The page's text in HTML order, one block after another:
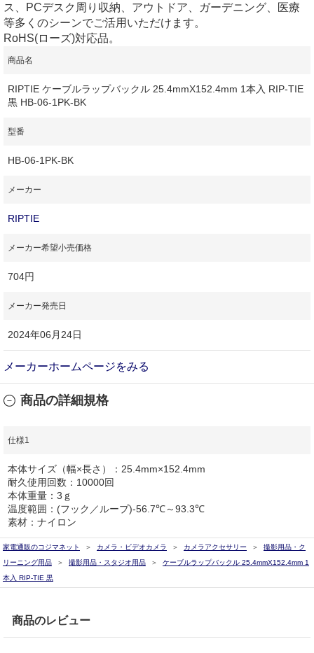
ス、PCデスク周り収納、アウトドア、ガーデニング、医療
等多くのシーンでご活用いただけます。
RoHS(ローズ)対応品。
商品名
RIPTIE ケーブルラップバックル 25.4mmX152.4mm 1本入 RIP-TIE
黒 HB-06-1PK-BK
型番
HB-06-1PK-BK
メーカー
RIPTIE
メーカー希望小売価格
704円
メーカー発売日
2024年06月24日
メーカーホームページをみる
商品の詳細規格
仕様1
本体サイズ（幅×長さ）：25.4mm×152.4mm
耐久使用回数：10000回
本体重量：3ｇ
温度範囲：(フック／ループ)-56.7℃～93.3℃
素材：ナイロン
家電通販のコジマネット カメラ・ビデオカメラ カメラアクセサリー
撮影用品・ク
リーニング用品
撮影用品・スタジオ用品
ケーブルラップバックル 25.4mmX152.4mm 1
本入 RIP-TIE 黒
商品のレビュー